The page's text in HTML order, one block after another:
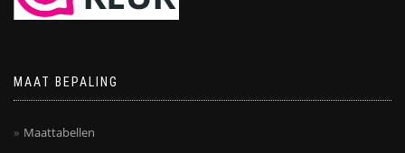
MAAT BEPALING
Maattabellen